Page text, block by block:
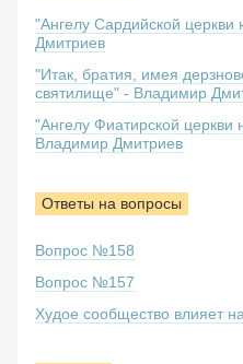
"Ангелу Сардийской
Дмитриев
"Итак, братия, имея
святилище" - Владимир
"Ангелу Фиатирской церкви
Владимир Дмитриев
Ответы на вопросы
Вопрос №158
Вопрос №157
Худое сообщество влияет